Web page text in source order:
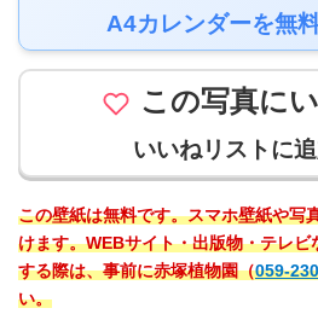
A4カレンダーを無
この写真に
いいねリストに
この壁紙は無料です。スマホ壁紙や写
けます。WEBサイト・出版物・テレ
する際は、事前に赤塚植物園（059-
い。